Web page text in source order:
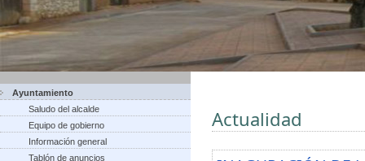
Ayuntamiento
Saludo del alcalde
Equipo de gobierno
Información general
Tablón de anuncios
Actualidad